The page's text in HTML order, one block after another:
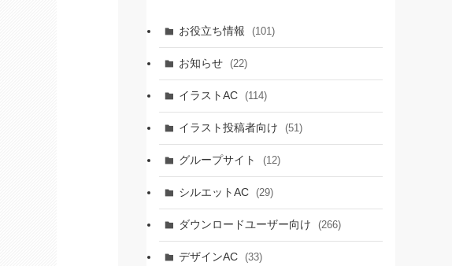
お役立ち情報 (101)
お知らせ (22)
イラストAC (114)
イラスト投稿者向け (51)
グループサイト (12)
シルエットAC (29)
ダウンロードユーザー向け (266)
デザインAC (33)